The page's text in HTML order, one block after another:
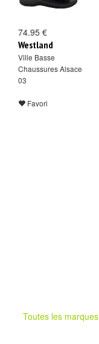
74.95 €
Westland
Ville Basse
Chaussures Alsace
03
Favori
Toutes les marques